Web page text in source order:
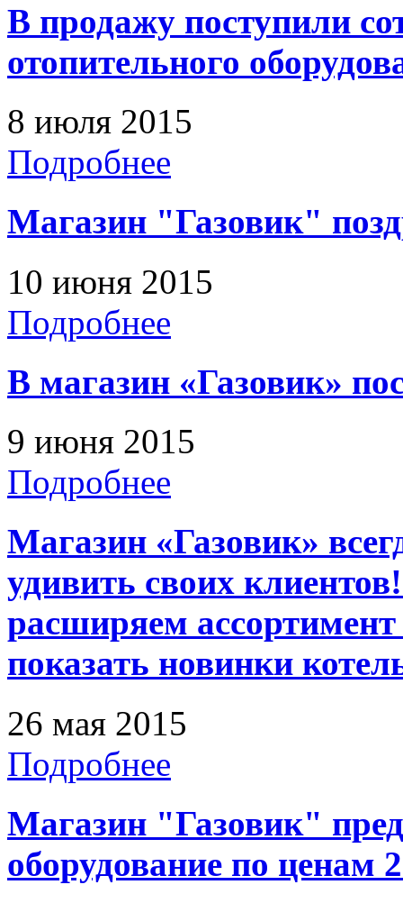
В продажу поступили
отопительного
8 июля 2015
Подробнее
Магазин "Газовик"
10 июня 2015
Подробнее
В магазин «Газовик»
9 июня 2015
Подробнее
Магазин «Газовик»
удивить своих
расширяем
показать новинки
26 мая 2015
Подробнее
Магазин "Газовик"
оборудование по ценам